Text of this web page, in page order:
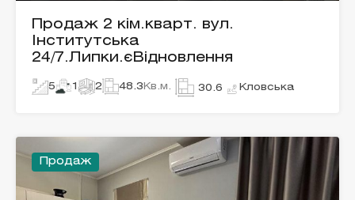
Продаж 2 кім.кварт. вул.
Інститутська
24/7.Липки.єВідновлення
5 1 2 48.3 Кв.м. 30.6 Кловська
Продаж